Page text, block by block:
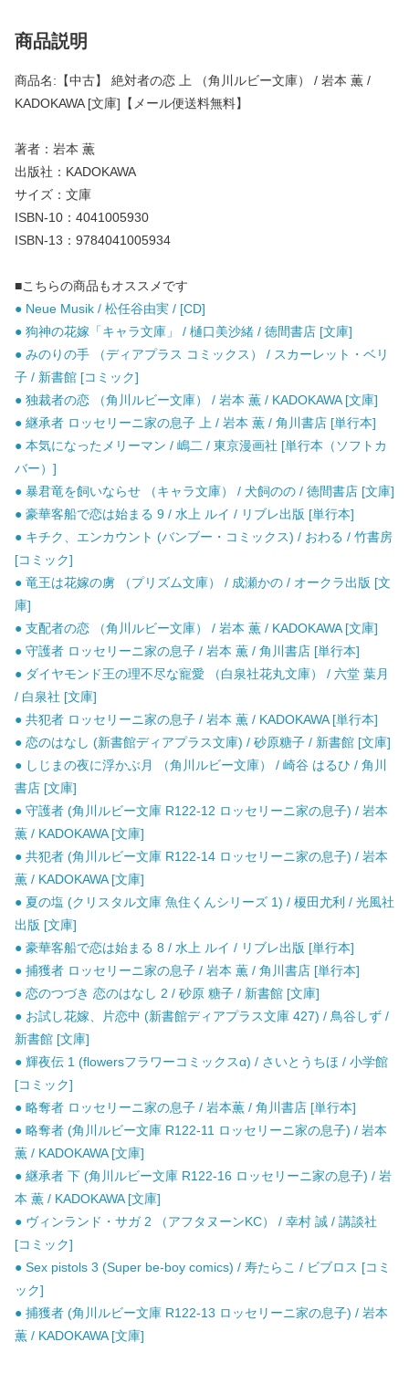
商品説明
商品名:【中古】 絶対者の恋 上 （角川ルビー文庫） / 岩本 薫 /
KADOKAWA [文庫]【メール便送料無料】
著者：岩本 薫
出版社：KADOKAWA
サイズ：文庫
ISBN-10：4041005930
ISBN-13：9784041005934
■こちらの商品もオススメです
● Neue Musik / 松任谷由実 / [CD]
● 狗神の花嫁「キャラ文庫」 / 樋口美沙緒 / 徳間書店 [文庫]
● みのりの手 （ディアプラス コミックス） / スカーレット・ベリ
子 / 新書館 [コミック]
● 独裁者の恋 （角川ルビー文庫） / 岩本 薫 / KADOKAWA [文庫]
● 継承者 ロッセリーニ家の息子 上 / 岩本 薫 / 角川書店 [単行本]
● 本気になったメリーマン / 嶋二 / 東京漫画社 [単行本（ソフトカ
バー）]
● 暴君竜を飼いならせ （キャラ文庫） / 犬飼のの / 徳間書店 [文庫]
● 豪華客船で恋は始まる 9 / 水上 ルイ / リブレ出版 [単行本]
● キチク、エンカウント (バンブー・コミックス) / おわる / 竹書房
[コミック]
● 竜王は花嫁の虜 （プリズム文庫） / 成瀬かの / オークラ出版 [文
庫]
● 支配者の恋 （角川ルビー文庫） / 岩本 薫 / KADOKAWA [文庫]
● 守護者 ロッセリーニ家の息子 / 岩本 薫 / 角川書店 [単行本]
● ダイヤモンド王の理不尽な寵愛 （白泉社花丸文庫） / 六堂 葉月
/ 白泉社 [文庫]
● 共犯者 ロッセリーニ家の息子 / 岩本 薫 / KADOKAWA [単行本]
● 恋のはなし (新書館ディアプラス文庫) / 砂原糖子 / 新書館 [文庫]
● しじまの夜に浮かぶ月 （角川ルビー文庫） / 崎谷 はるひ / 角川
書店 [文庫]
● 守護者 (角川ルビー文庫 R122-12 ロッセリーニ家の息子) / 岩本
薫 / KADOKAWA [文庫]
● 共犯者 (角川ルビー文庫 R122-14 ロッセリーニ家の息子) / 岩本
薫 / KADOKAWA [文庫]
● 夏の塩 (クリスタル文庫 魚住くんシリーズ 1) / 榎田尤利 / 光風社
出版 [文庫]
● 豪華客船で恋は始まる 8 / 水上 ルイ / リブレ出版 [単行本]
● 捕獲者 ロッセリーニ家の息子 / 岩本 薫 / 角川書店 [単行本]
● 恋のつづき 恋のはなし 2 / 砂原 糖子 / 新書館 [文庫]
● お試し花嫁、片恋中 (新書館ディアプラス文庫 427) / 鳥谷しず /
新書館 [文庫]
● 輝夜伝 1 (flowersフラワーコミックスα) / さいとうちほ / 小学館
[コミック]
● 略奪者 ロッセリーニ家の息子 / 岩本薫 / 角川書店 [単行本]
● 略奪者 (角川ルビー文庫 R122-11 ロッセリーニ家の息子) / 岩本
薫 / KADOKAWA [文庫]
● 継承者 下 (角川ルビー文庫 R122-16 ロッセリーニ家の息子) / 岩
本 薫 / KADOKAWA [文庫]
● ヴィンランド・サガ 2 （アフタヌーンKC） / 幸村 誠 / 講談社
[コミック]
● Sex pistols 3 (Super be-boy comics) / 寿たらこ / ビブロス [コミ
ック]
● 捕獲者 (角川ルビー文庫 R122-13 ロッセリーニ家の息子) / 岩本
薫 / KADOKAWA [文庫]